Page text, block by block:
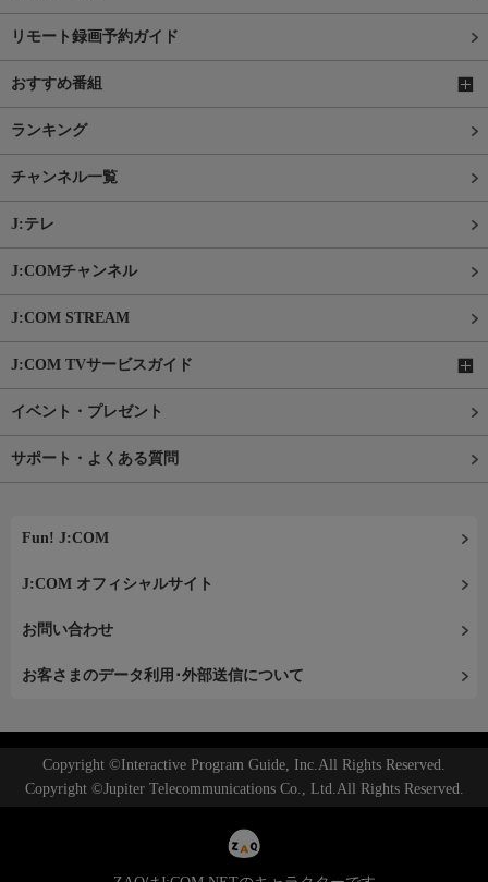
リモート録画予約ガイド
おすすめ番組
ランキング
チャンネル一覧
J:テレ
J:COMチャンネル
J:COM STREAM
J:COM TVサービスガイド
イベント・プレゼント
サポート・よくある質問
Fun! J:COM
J:COM オフィシャルサイト
お問い合わせ
お客さまのデータ利用･外部送信について
Copyright ©Interactive Program Guide, Inc.All Rights Reserved.
Copyright ©Jupiter Telecommunications Co., Ltd.All Rights Reserved.